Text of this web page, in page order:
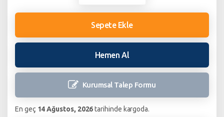
Sepete Ekle
Hemen Al
Kurumsal Talep Formu
En geç 14 Ağustos, 2026tarihinde kargoda.